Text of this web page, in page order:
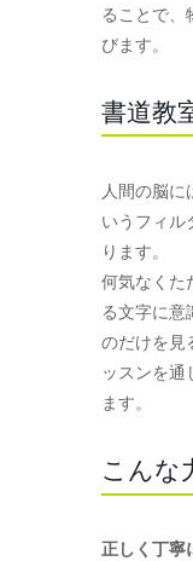
ることで
びます。
書道教
人間の脳に
いうフィル
ります。
何気なくた
る文字に意
のだけを見
ッスンを通
ます。
こんな
正しく丁寧